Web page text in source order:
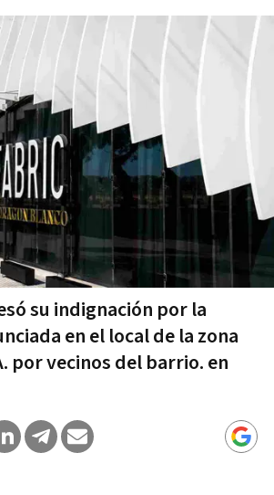
su indignación por la
en el local de la zona
por vecinos del barrio. en